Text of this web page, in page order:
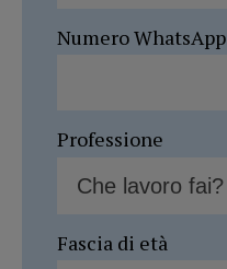
Numero WhatsApp
Professione
Fascia di età